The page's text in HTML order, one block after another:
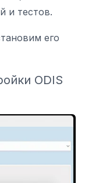
и тестов.
его
ODIS